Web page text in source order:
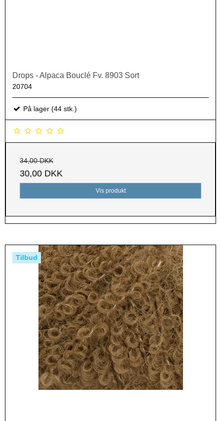
Drops - Alpaca Bouclé Fv. 8903 Sort
20704
På lager (44 stk.)
34,00 DKK
30,00 DKK
Vis produkt
Tilbud